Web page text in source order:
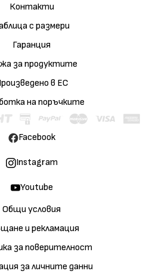
Контакти
с размери
Гаранция
за продуктите
в ЕС
на поръчките
Общи условия
и рекламация
за поверителност
за личните данни
Facebook
Instagram
Youtube